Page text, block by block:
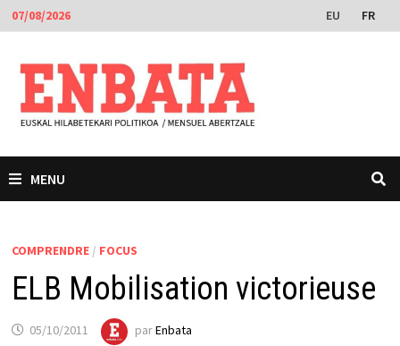
Passer
au
contenu
07/08/2026 EU FR
MENU
COMPRENDRE/ FOCUS
ELB Mobilisation victorieuse
05/10/2011 parEnbata